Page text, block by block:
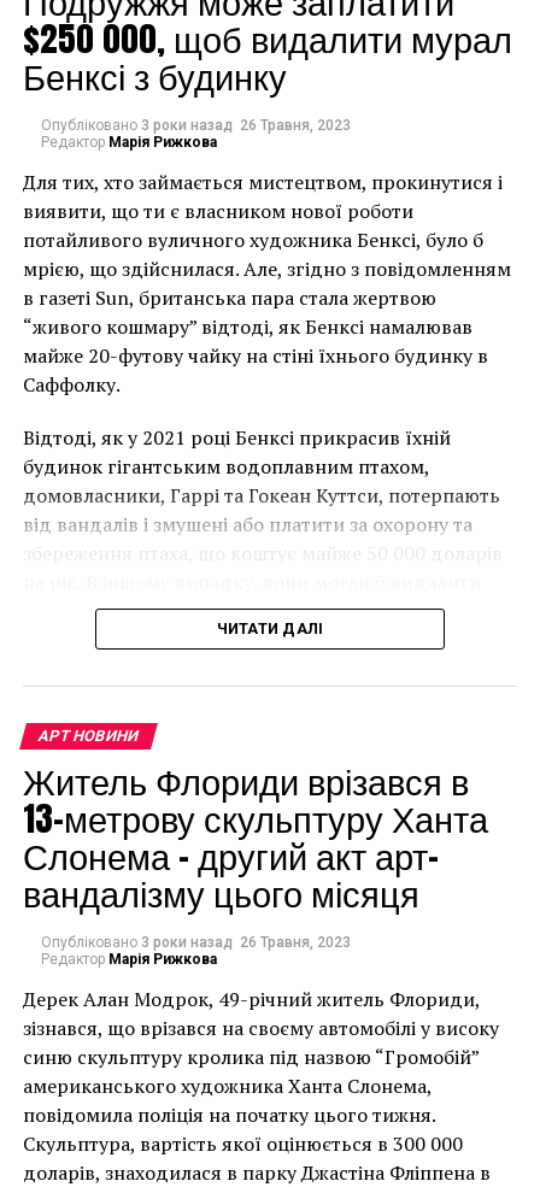
департамент США выделил миллион на скульптуру
ПОПЕРЕДНЯ СТАТТЯ
Опубликованы украденные нацистами
произведения искусства
$250 000, щоб видалити мурал
Бенксі з будинку
Опубліковано 3 роки назад 26 Травня, 2023
Редактор Марія Рижкова
Для тих, хто займається мистецтвом, прокинутися і
виявити, що ти є власником нової роботи
потайливого вуличного художника Бенксі, було б
мрією, що здійснилася. Але, згідно з повідомленням
в газеті Sun, британська пара стала жертвою
“живого кошмару” відтоді, як Бенксі намалював
майже 20-футову чайку на стіні їхнього будинку в
Саффолку.
Відтоді, як у 2021 році Бенксі прикрасив їхній
будинок гігантським водоплавним птахом,
домовласники, Гаррі та Гокеан Куттси, потерпають
від вандалів і змушені або платити за охорону та
збереження птаха, що коштує майже 50 000 доларів
мурал, що може коштувати до чверті мільйона
доларів.
Чоловік позує під макетом чайки, яка ось-ось
накинеться на упаковку чіпсів – сюжет графіті, що
має ознаки вуличного художника Бенксі, на стіні в
Лоустофті на східному узбережжі Англії 8 серпня 2021
року. (Фото Джастіна Талліса / AFP)
В інтерв’ю “Таймс” пан Куттс сказав:
ЧИТАТИ ДАЛІ
АРТ НОВИНИ
Житель Флориди врізався в
13-метрову скульптуру Ханта
Слонема – другий акт арт-
вандалізму цього місяця
Опубліковано 3 роки назад 26 Травня, 2023
Редактор Марія Рижкова
Дерек Алан Модрок, 49-річний житель Флориди,
зізнався, що врізався на своєму автомобілі у високу
синю скульптуру кролика під назвою “Громобій”
американського художника Ханта Слонема,
повідомила поліція на початку цього тижня.
Скульптура, вартість якої оцінюється в 300 000
доларів, знаходилася в парку Джастіна Фліппена в